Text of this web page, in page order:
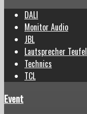
DALI
Monitor Audio
JBL
Lautsprecher Teufel
Technics
TCL
Event